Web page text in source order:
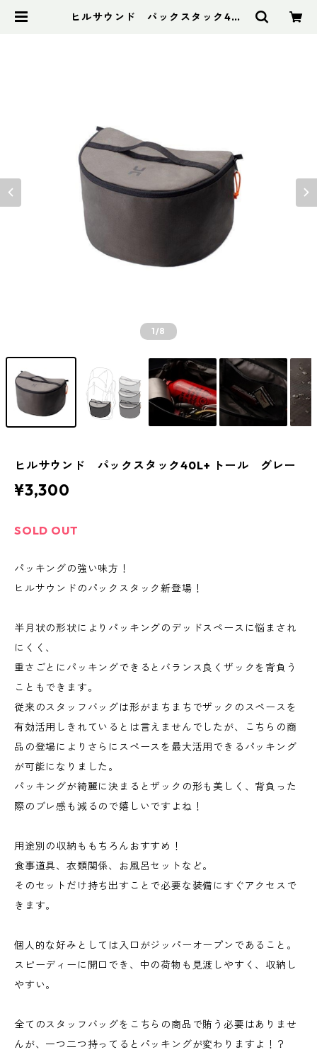
ヒルサウンド パックスタック40L
1/8
ヒルサウンド パックスタック40L+ トール グレー
¥3,300
SOLD OUT
パッキングの強い味方！
ヒルサウンドのパックスタック新登場！
半月状の形状によりパッキングのデッドスペースに悩まされ
にくく、
重さごとにパッキングできるとバランス良くザックを背負う
こともできます。
従来のスタッフバッグは形がまちまちでザックのスペースを
有効活用しきれているとは言えませんでしたが、こちらの商
品の登場によりさらにスペースを最大活用できるパッキング
が可能になりました。
パッキングが綺麗に決まるとザックの形も美しく、背負った
際のブレ感も減るので嬉しいですよね！
用途別の収納ももちろんおすすめ！
食事道具、衣類関係、お風呂セットなど。
そのセットだけ持ち出すことで必要な装備にすぐアクセスで
きます。
個人的な好みとしては入口がジッパーオープンであること。
スピーディーに開口でき、中の荷物も見渡しやすく、収納し
やすい。
全てのスタッフバッグをこちらの商品で賄う必要はありませ
んが、一つ二つ持ってるとパッキングが変わりますよ！？